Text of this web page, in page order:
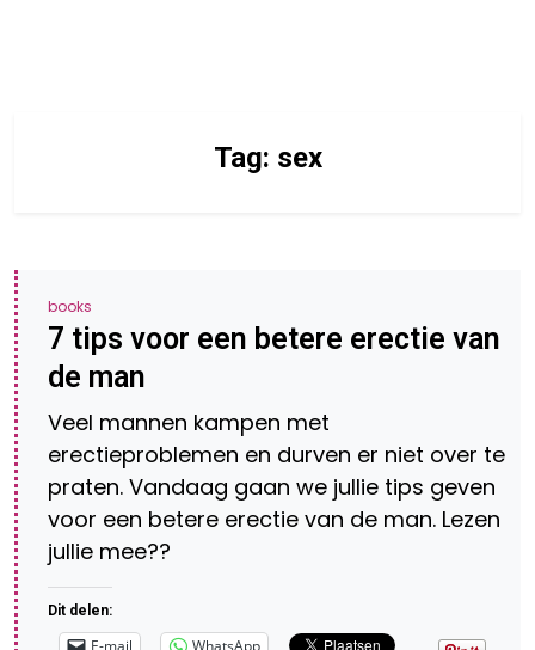
Tag: sex
books
7 tips voor een betere erectie van
de man
Veel mannen kampen met
erectieproblemen en durven er niet over te
praten. Vandaag gaan we jullie tips geven
voor een betere erectie van de man. Lezen
jullie mee??
Dit delen:
E-mail WhatsApp